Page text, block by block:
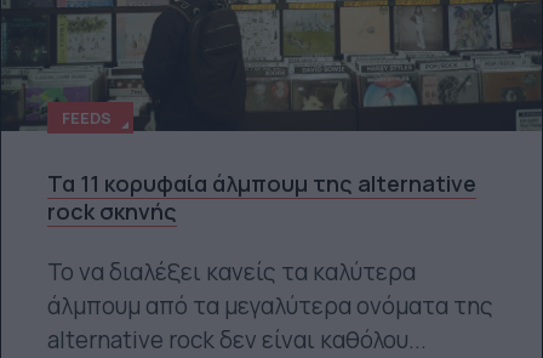
FEEDS
Τα 11 κορυφαία άλμπουμ της alternative
rock σκηνής
Το να διαλέξει κανείς τα καλύτερα
άλμπουμ από τα μεγαλύτερα ονόματα της
alternative rock δεν είναι καθόλου...